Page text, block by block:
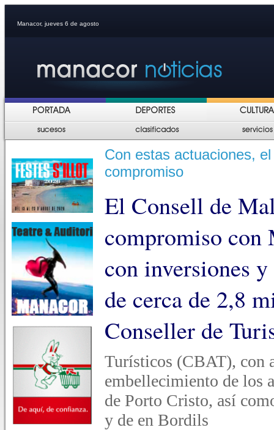
Manacor, jueves 6 de agosto
Con estas actuaciones,
compromiso
El Consell de
compromiso con
con inversiones
de cerca de 2,8
Conseller de
Turísticos (CBAT), con
embellecimiento de los
de Porto Cristo, así
y de en Bordils